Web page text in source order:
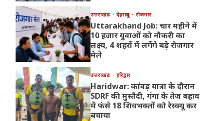
उत्तराखंड देहरादून रोजगार
Uttarakhand Job: चार महीने में
10 हजार युवाओं को नौकरी का
लक्ष्य, 4 शहरों में लगेंगे बड़े रोजगार
मेले
उत्तराखंड हरिद्वार
Haridwar: कांवड़ यात्रा के दौरान
SDRF की मुस्तैदी, गंगा के तेज बहाव
में फंसे 18 शिवभक्तों को रेस्क्यू कर
बचाया